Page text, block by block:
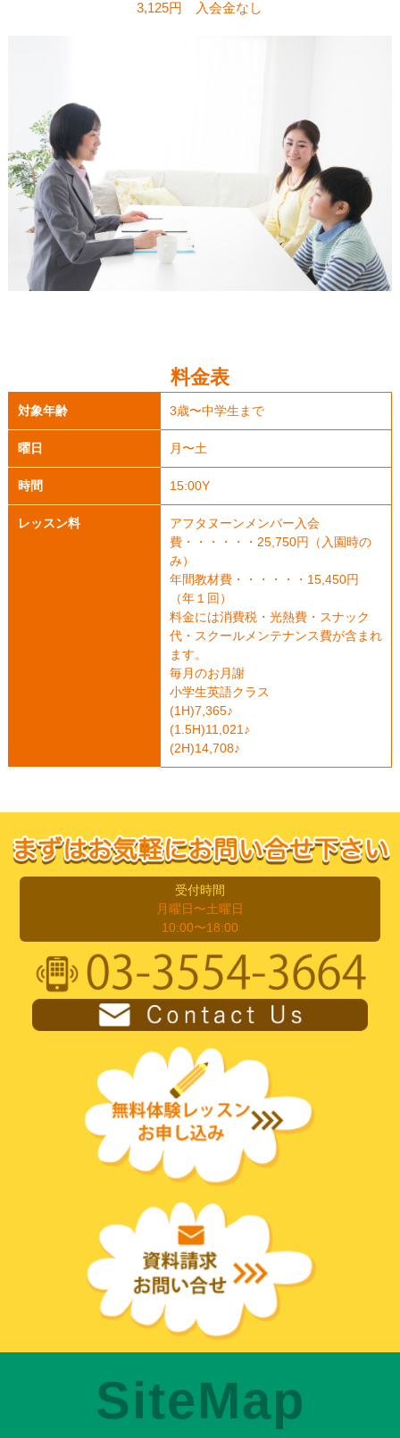
3,125円 入会金なし
料金表
対象年齢 3歳〜中学生まで
曜日 月〜土
時間 15:00Y
レッスン料
アフタヌーンメンバー入会
費・・・・・・25,750円（入園時の
み）
年間教材費・・・・・・15,450円
（年１回）
料金には消費税・光熱費・スナック
代・スクールメンテナンス費が含まれ
ます。
毎月のお月謝
小学生英語クラス
(1H)7,365♪
(1.5H)11,021♪
(2H)14,708♪
受付時間
月曜日〜土曜日
10:00〜18:00
SiteMap